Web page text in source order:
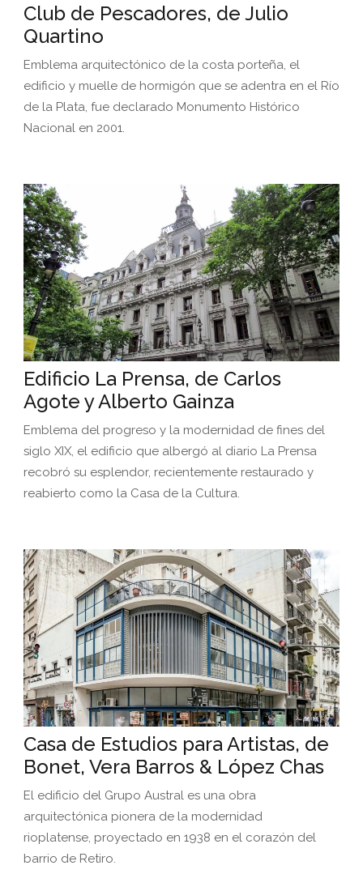
Club de Pescadores, de Julio
Quartino
Emblema arquitectónico de la costa porteña, el
edificio y muelle de hormigón que se adentra en el Río
de la Plata, fue declarado Monumento Histórico
Nacional en 2001.
Edificio La Prensa, de Carlos
Agote y Alberto Gainza
Emblema del progreso y la modernidad de fines del
siglo XIX, el edificio que albergó al diario La Prensa
recobró su esplendor, recientemente restaurado y
reabierto como la Casa de la Cultura.
Casa de Estudios para Artistas, de
Bonet, Vera Barros & López Chas
El edificio del Grupo Austral es una obra
arquitectónica pionera de la modernidad
rioplatense, proyectado en 1938 en el corazón del
barrio de Retiro.